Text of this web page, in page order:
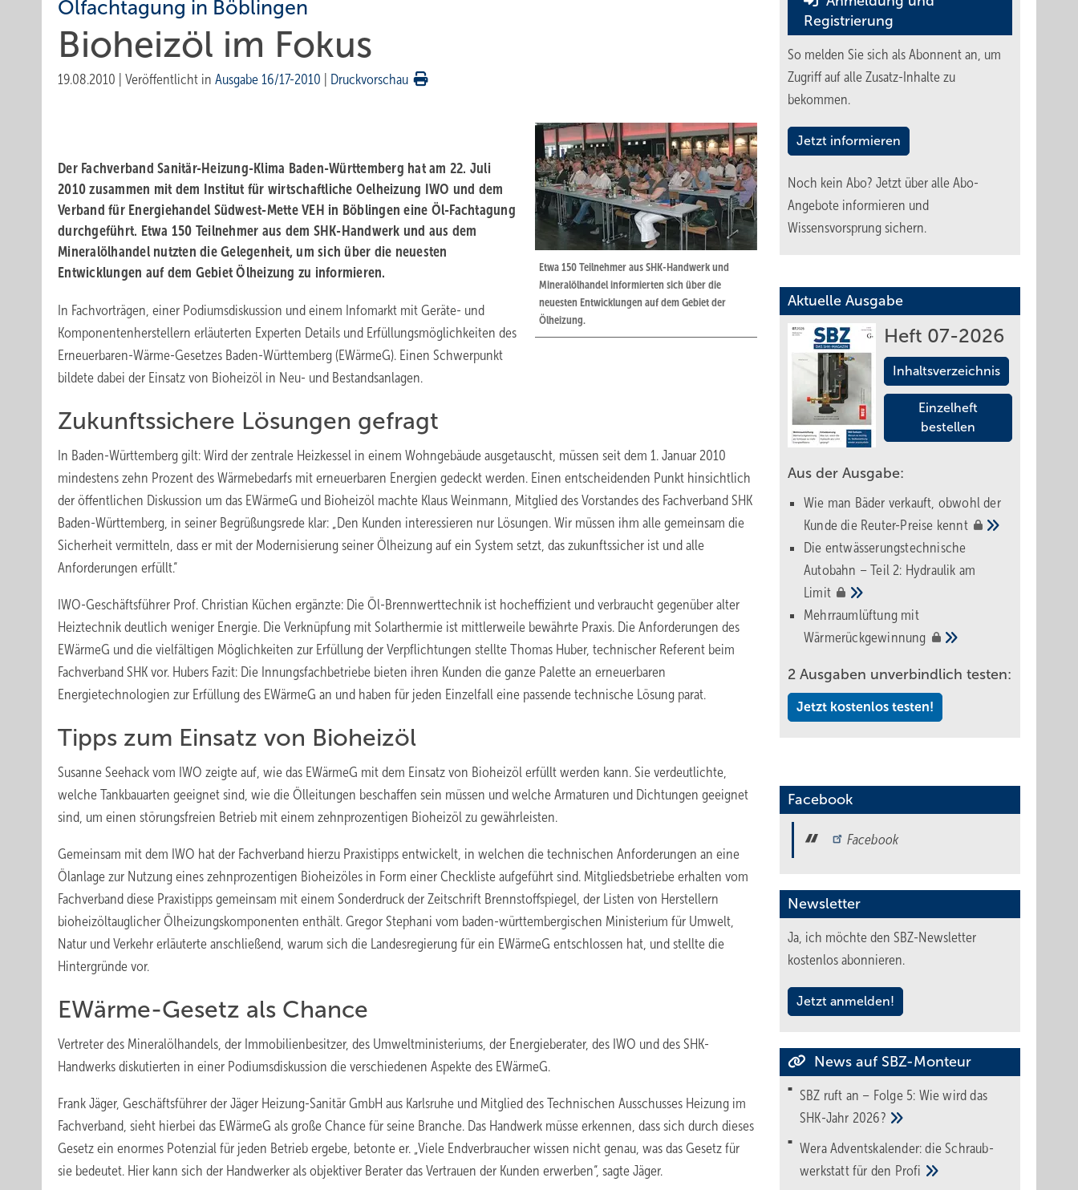
Ölfachtagung in Böblingen
Bioheizöl im Fokus
19.08.2010 Veröffentlicht in Ausgabe 16/17-2010 Druckvorschau
Etwa 150 Teilnehmer aus SHK-Handwerk und
Mineralölhandel informierten sich über die
neuesten Entwicklungen auf dem Gebiet der
Ölheizung.
Der Fachverband Sanitär-Heizung-Klima Baden-Württemberg hat am 22. Juli
2010 zusammen mit dem Institut für wirtschaftliche Oelheizung IWO und dem
Verband für Energiehandel Südwest-Mette VEH in Böblingen eine Öl-Fachtagung
durchgeführt. Etwa 150 Teilnehmer aus dem SHK-Handwerk und aus dem
Mineralöl­handel nutzten die Gelegenheit, um sich über die neuesten
Entwicklungen auf dem Gebiet Ölheizung zu informieren.
In Fachvorträgen, einer Podiumsdiskussion und einem Infomarkt mit Geräte- und
Komponentenherstellern erläuterten Experten Details und Erfüllungsmöglichkeiten des
Erneuerbaren-Wärme-Gesetzes Baden-Württemberg (EWärmeG). Einen Schwerpunkt
bildete dabei der Einsatz von Bioheizöl in Neu- und Bestandsanlagen.
Zukunftssichere Lösungen ­gefragt
In Baden-Württemberg gilt: Wird der zentrale Heizkessel in einem Wohngebäude ausgetauscht, müssen seit dem 1. Januar 2010
mindestens zehn Prozent des Wärmebedarfs mit erneuerbaren Energien gedeckt werden. Einen entscheidenden Punkt hinsichtlich
der öffentlichen Diskussion um das EWärmeG und Bioheizöl machte Klaus Weinmann, Mitglied des Vorstandes des Fachverband SHK
Baden-Württemberg, in seiner Begrüßungsrede klar: „Den Kunden interessieren nur Lösungen. Wir müssen ihm alle gemeinsam die
Sicherheit vermitteln, dass er mit der Modernisierung seiner Ölheizung auf ein System setzt, das zukunftssicher ist und alle
Anforderungen erfüllt.“
IWO-Geschäftsführer Prof. Christian Küchen ergänzte: Die Öl-Brennwerttechnik ist hocheffizient und verbraucht gegenüber alter
Heiztechnik deutlich weniger Energie. Die Verknüpfung mit Solarthermie ist mittlerweile bewährte Praxis. Die Anforderungen des
EWärmeG und die vielfältigen Möglichkeiten zur Erfüllung der Verpflichtungen stellte Thomas Huber, technischer Referent beim
Fachverband SHK vor. Hubers Fazit: Die Innungsfachbetriebe bieten ihren Kunden die ganze Palette an erneuerbaren
Energietechnologien zur Erfüllung des EWärmeG an und haben für jeden Einzelfall eine passende technische Lösung parat.
Tipps zum Einsatz von Bioheizöl
Susanne Seehack vom IWO zeigte auf, wie das EWärmeG mit dem Einsatz von Bioheizöl erfüllt werden kann. Sie verdeutlichte,
welche Tankbauarten geeignet sind, wie die Ölleitungen beschaffen sein müssen und welche Armaturen und Dichtungen geeignet
sind, um einen störungsfreien Betrieb mit einem zehnprozentigen Bioheizöl zu gewährleisten.
Gemeinsam mit dem IWO hat der Fachverband hierzu Praxistipps entwickelt, in welchen die technischen Anforderungen an eine
Ölanlage zur Nutzung eines zehnprozentigen Bioheizöles in Form einer Checkliste aufgeführt sind. Mitgliedsbetriebe erhalten vom
Fachverband diese Praxistipps gemeinsam mit einem Sonderdruck der Zeitschrift Brennstoffspiegel, der Listen von Herstellern
bioheizöltauglicher Ölheizungskomponenten enthält. Gregor Stephani vom baden-württembergischen Ministerium für Umwelt,
Natur und Verkehr erläuterte anschließend, warum sich die Landesregierung für ein EWärmeG entschlossen hat, und stellte die
Hintergründe vor.
EWärme-Gesetz als Chance
Vertreter des Mineralölhandels, der Immobi­lienbesitzer, des Umweltministeriums, der Energieberater, des IWO und des SHK-
Handwerks diskutierten in einer Podiumsdiskussion die verschiedenen Aspekte des EWärmeG.
Frank Jäger, Geschäftsführer der Jäger Heizung-Sanitär GmbH aus Karlsruhe und Mitglied des Technischen Ausschusses Heizung im
Fachverband, sieht hierbei das EWärmeG als große Chance für seine Branche. Das Handwerk müsse erkennen, dass sich durch dieses
Gesetz ein enormes Potenzial für jeden Betrieb ergebe, betonte er. „Viele Endverbraucher wissen nicht genau, was das Gesetz für
sie bedeutet. Hier kann sich der Handwerker als objektiver Berater das Vertrauen der Kunden erwerben“, sagte Jäger.
Registrierung
So melden Sie sich als Abonnent an, um
Zugriff auf alle Zusatz-Inhalte zu
bekommen.
Jetzt informieren
Noch kein Abo? Jetzt über alle Abo-
Angebote informieren und
Wissensvorsprung sichern.
Aktuelle Ausgabe
Heft 07-2026
Inhaltsverzeichnis
Einzelheft
bestellen
Aus der Ausgabe:
Wie man Bäder verkauft, obwohl der
Kunde die Reuter-Preise kennt
Die entwässerungstechnische
Autobahn – Teil 2: Hydraulik am
Limit
Mehrraumlüftung mit
Wärmerückgewinnung
2 Ausgaben unverbindlich testen:
Jetzt kostenlos testen!
Facebook
Facebook
Newsletter
Ja, ich möchte den SBZ-Newsletter
kostenlos abonnieren.
Jetzt anmelden!
News auf SBZ-Monteur
SBZ ruft an – Folge 5: Wie wird das
SHK-Jahr 2026?
Wera Adventskalender: die Schraub­
werk­statt für den Pro­fi